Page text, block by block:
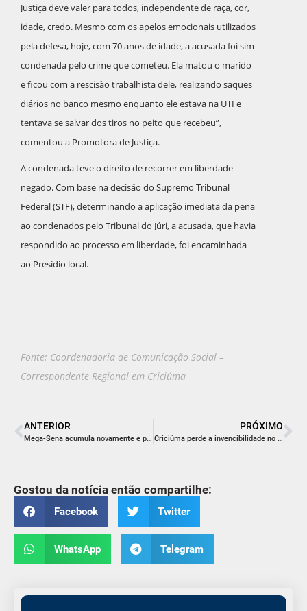
Justiça deve valer para todos, independente de raça, cor,
idade, credo. Mesmo com os apelos emocionais utilizados
pela defesa, hoje, com 70 anos de idade, a acusada foi sim
condenada pelo crime que cometeu. Ela matou o marido
e ficou com a rescisão trabalhista dele, realizando saques
diários no banco mesmo enquanto ele estava na UTI e
tentava se salvar dos tiros no peito que recebeu”,
comentou a Promotora de Justiça.
A condenada teve o direito de recorrer em liberdade
negado. Com base na decisão do Supremo Tribunal
Federal (STF), determinando a aplicação imediata da pena
ao condenados pelo Tribunal do Júri, a acusada, que havia
respondido ao processo em liberdade, foi encaminhada
ao Presídio local.
Fonte: Coordenadoria de Comunicação Social –
Correspondente Regional em Criciúma
ANTERIOR
Mega-Sena acumula novamente e prêmio está estimado em R$ 53 milhões
PRÓXIMO
Criciúma perde a invencibilidade no estadual
Gostou da notícia então compartilhe:
Facebook Twitter
WhatsApp Telegram